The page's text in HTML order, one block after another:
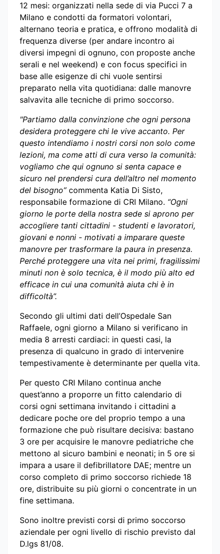
12 mesi: organizzati nella sede di via Pucci 7 a
Milano e condotti da formatori volontari,
alternano teoria e pratica, e offrono modalità di
frequenza diverse (per andare incontro ai
diversi impegni di ognuno, con proposte anche
serali e nel weekend) e con focus specifici in
base alle esigenze di chi vuole sentirsi
preparato nella vita quotidiana: dalle manovre
salvavita alle tecniche di primo soccorso.
"Partiamo dalla convinzione che ogni persona
desidera proteggere chi le vive accanto. Per
questo intendiamo i nostri corsi non solo come
lezioni, ma come atti di cura verso la comunità:
vogliamo che qui ognuno si senta capace e
sicuro nel prendersi cura dell’altro nel momento
del bisogno” commenta Katia Di Sisto,
responsabile formazione di CRI Milano. “Ogni
giorno le porte della nostra sede si aprono per
accogliere tanti cittadini - studenti e lavoratori,
giovani e nonni - motivati a imparare queste
manovre per trasformare la paura in presenza.
Perché proteggere una vita nei primi, fragilissimi
minuti non è solo tecnica, è il modo più alto ed
efficace in cui una comunità aiuta chi è in
difficoltà”.
Secondo gli ultimi dati dell’Ospedale San
Raffaele, ogni giorno a Milano si verificano in
media 8 arresti cardiaci: in questi casi, la
presenza di qualcuno in grado di intervenire
tempestivamente è determinante per quella vita.
Per questo CRI Milano continua anche
quest’anno a proporre un fitto calendario di
corsi ogni settimana invitando i cittadini a
dedicare poche ore del proprio tempo a una
formazione che può risultare decisiva: bastano
3 ore per acquisire le manovre pediatriche che
mettono al sicuro bambini e neonati; in 5 ore si
impara a usare il defibrillatore DAE; mentre un
corso completo di primo soccorso richiede 18
ore, distribuite su più giorni o concentrate in un
fine settimana.
Sono inoltre previsti corsi di primo soccorso
aziendale per ogni livello di rischio previsto dal
D.lgs 81/08.